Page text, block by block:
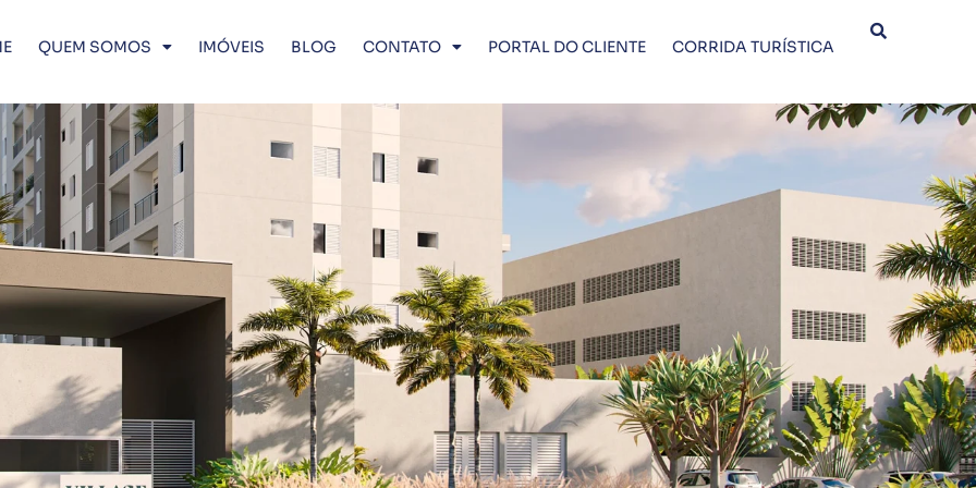
QUEM SOMOS IMÓVEIS BLOG CONTATO PORTAL DO CLIENTE CORRIDA TURÍSTICA